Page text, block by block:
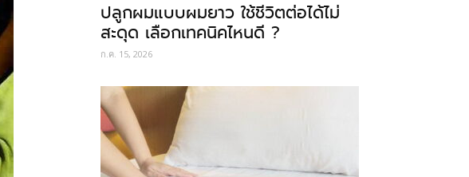
ปลูกผมแบบผมยาว ใช้ชีวิตต่อได้ไม่
สะดุด เลือกเทคนิคไหนดี ?
ก.ค. 15, 2026